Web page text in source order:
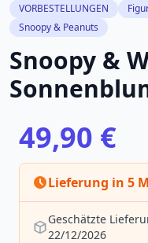
VORBESTELLUNGEN
Snoopy & Peanuts
Snoopy &
49,90 €
Lieferung in 5
Geschätzte
22/12/2026